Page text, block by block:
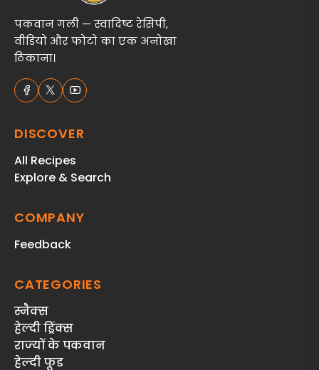
पकवान गली — स्वादिष्ट रेसिपी,
वीडियो और फोटो का एक अनोखा
ठिकाना।
DISCOVER
All Recipes
Explore & Search
COMPANY
Feedback
CATEGORIES
स्‍नैक्‍स
हेल्दी ड्रिंक्स
राज्‍यों के पकवान
हेल्‍दी फूड